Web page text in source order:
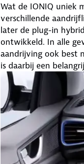
Wat de IONIQ uniek
verschillende
later de plug-in
ontwikkeld. In alle
aandrijving ook best
is daarbij een